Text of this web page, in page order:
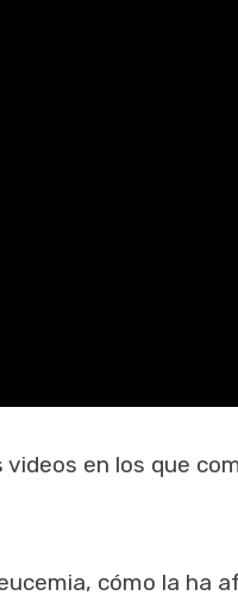
en los que
cómo la ha